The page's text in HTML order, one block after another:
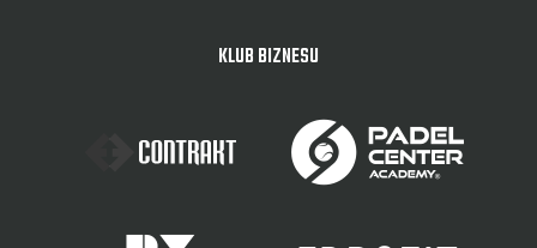
KLUB BIZNESU